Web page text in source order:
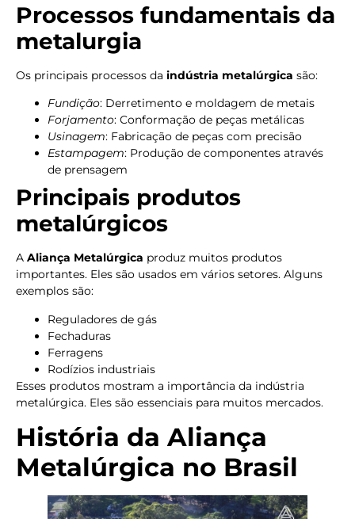
Processos fundamentais da
metalurgia
Os principais processos da indústria metalúrgica são:
Fundição: Derretimento e moldagem de metais
Forjamento: Conformação de peças metálicas
Usinagem: Fabricação de peças com precisão
Estampagem: Produção de componentes através
de prensagem
Principais produtos
metalúrgicos
A Aliança Metalúrgica produz muitos produtos
importantes. Eles são usados em vários setores. Alguns
exemplos são:
Reguladores de gás
Fechaduras
Ferragens
Rodízios industriais
Esses produtos mostram a importância da indústria
metalúrgica. Eles são essenciais para muitos mercados.
História da Aliança
Metalúrgica no Brasil